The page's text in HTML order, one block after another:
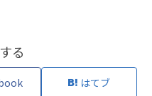
る
はてブ